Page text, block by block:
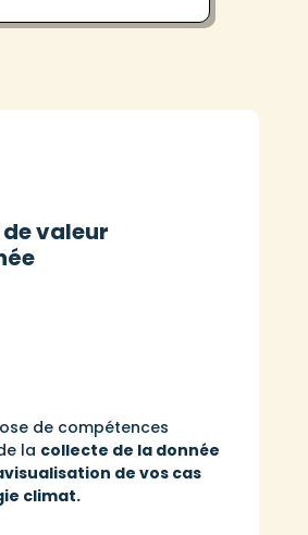
valeur
de compétences
la collecte de la donnée
de vos cas
climat.